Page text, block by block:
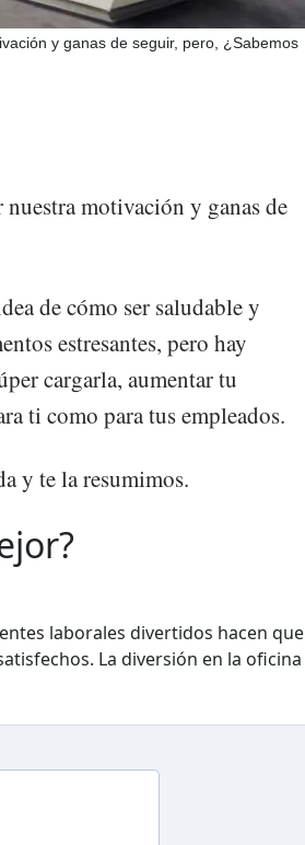
y ganas de seguir, pero, ¿Sabemos
nuestra motivación y ganas de
de cómo ser saludable y
estresantes, pero hay
cargarla, aumentar tu
ti como para tus empleados.
y te la resumimos.
laborales divertidos hacen que
La diversión en la oficina